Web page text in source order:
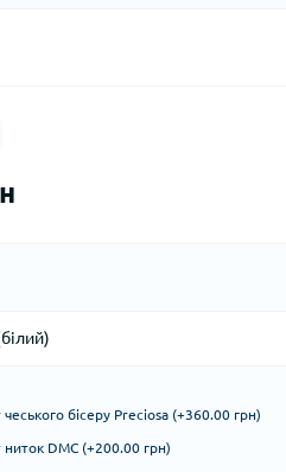
бісеру Preciosa (+360.00 грн)
DMC (+200.00 грн)